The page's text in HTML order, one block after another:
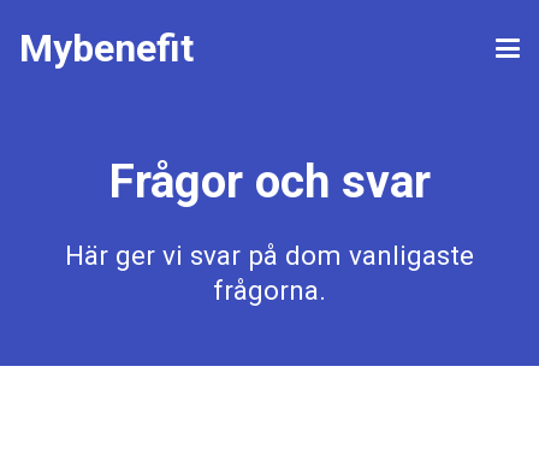
Mybenefit
Frågor och svar
Här ger vi svar på dom vanligaste
frågorna.